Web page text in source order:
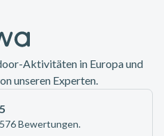
Aktivitäten in Europa und
unseren Experten.
Bewertungen.